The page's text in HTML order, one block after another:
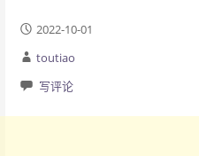
2022-10-01
toutiao
写评论